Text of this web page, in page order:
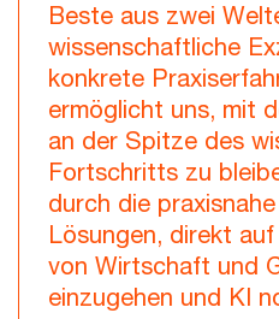
Beste aus zwei
wissenschaftliche
konkrete
ermöglicht uns, mit
an der Spitze des
Fortschritts zu
durch die
Lösungen, direkt
von Wirtschaft und
einzugehen und KI